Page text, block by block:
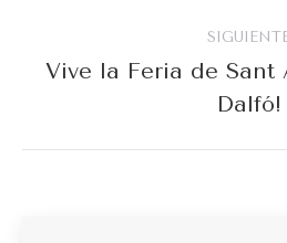
publicaciones
Vive la Feria de Sant
Dalfó!